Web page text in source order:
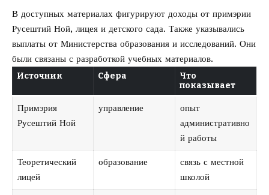
В доступных материалах фигурируют доходы от примэрии
Русештий Ной, лицея и детского сада. Также указывались
выплаты от Министерства образования и исследований. Они
были связаны с разработкой учебных материалов.
Источник Сфера
Что
показывает
Примэрия
Русештий Ной
управление
опыт
административно
й работы
Теоретический
лицей
образование
связь с местной
школой